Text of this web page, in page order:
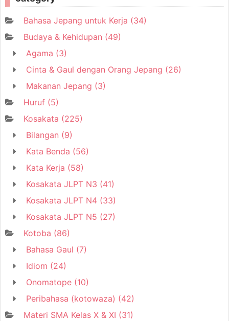
Bahasa Jepang untuk Kerja (34)
Budaya & Kehidupan (49)
Agama (3)
Cinta & Gaul dengan Orang Jepang (26)
Makanan Jepang (3)
Huruf (5)
Kosakata (225)
Bilangan (9)
Kata Benda (56)
Kata Kerja (58)
Kosakata JLPT N3 (41)
Kosakata JLPT N4 (33)
Kosakata JLPT N5 (27)
Kotoba (86)
Bahasa Gaul (7)
Idiom (24)
Onomatope (10)
Peribahasa (kotowaza) (42)
Materi SMA Kelas X & XI (31)